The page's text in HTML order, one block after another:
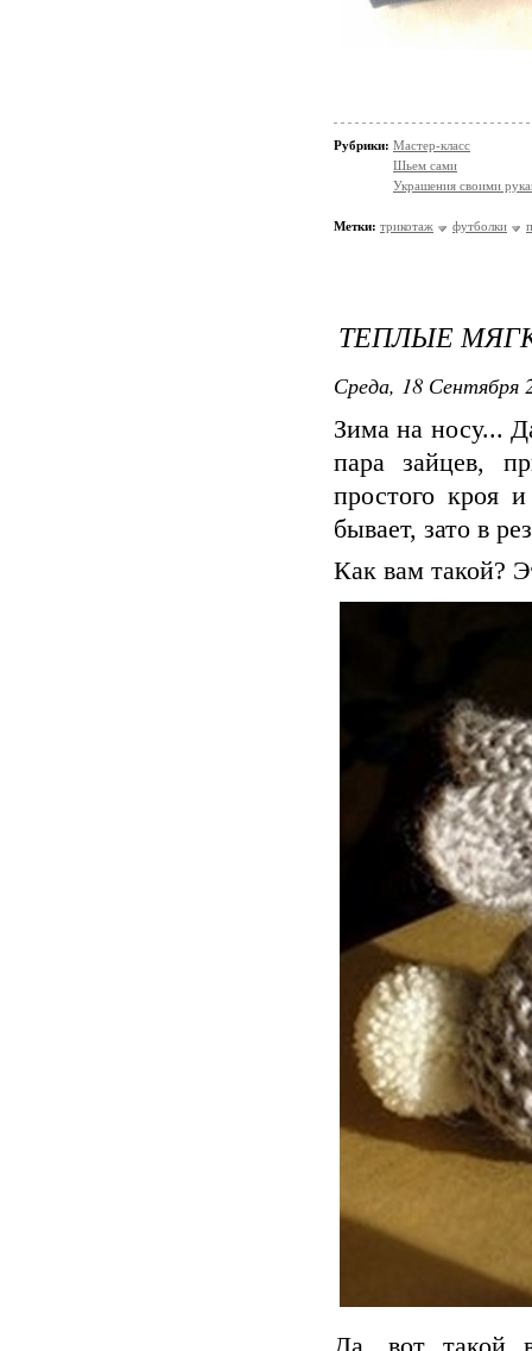
Рубрики: Мастер-класс
Шьем сами
Украшения своими
Метки: трикотаж футболки
ТЕПЛЫЕ
Среда, 18 Сентября
Зима на носу...
пара зайцев,
простого кроя
бывает, зато в
Как вам такой?